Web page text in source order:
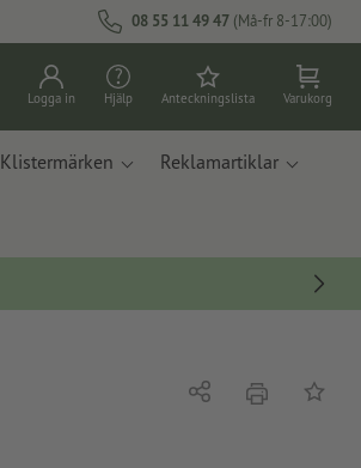
08 55 11 49 47 (Må-fr 8-17:00)
Logga in Hjälp Anteckningslista Varukorg
Klistermärken Reklamartiklar
Dela erbjudande
På